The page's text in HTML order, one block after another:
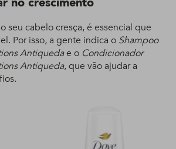
seu cabelo cresça, é essencial que
Por isso, a gente indica o Shampoo
Antiquedae o Condicionador
Antiqueda, que vão ajudar a